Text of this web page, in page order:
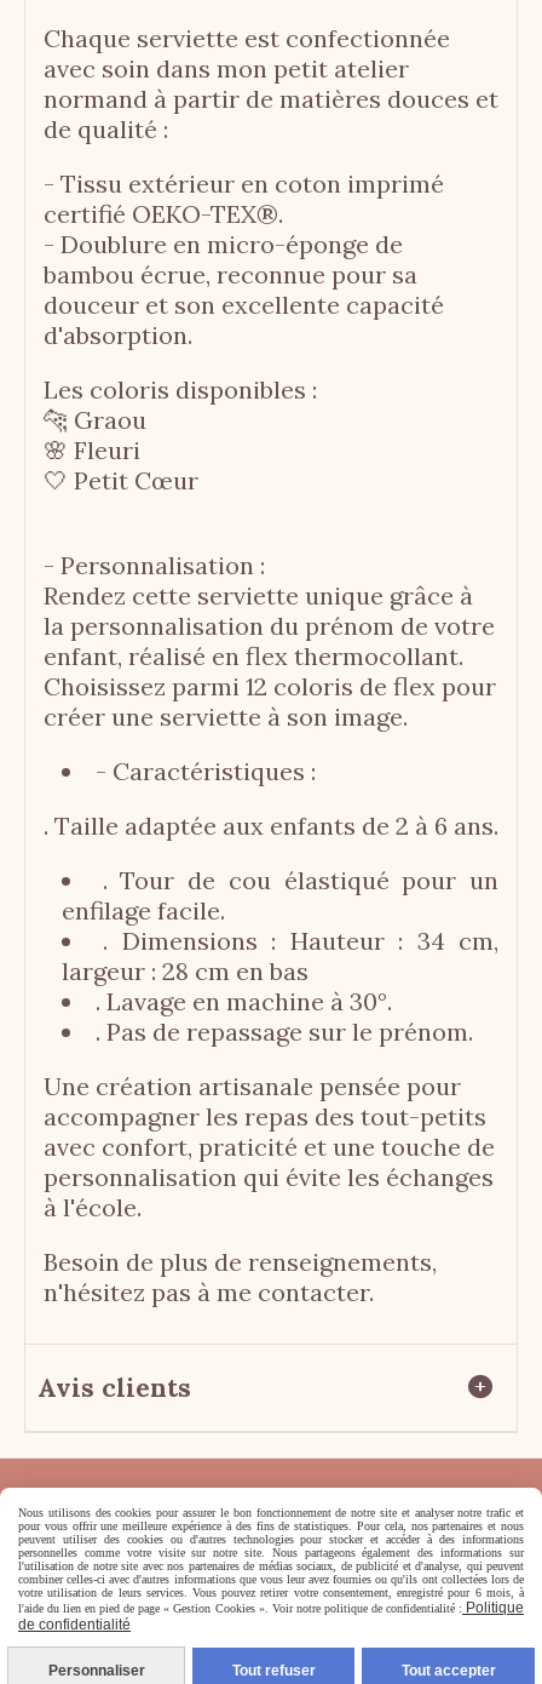
Chaque serviette est confectionnée
avec soin dans mon petit atelier
normand à partir de matières douces et
de qualité :
- Tissu extérieur en coton imprimé
certifié OEKO-TEX®.
- Doublure en micro-éponge de
bambou écrue, reconnue pour sa
douceur et son excellente capacité
d'absorption.
Les coloris disponibles :
🐆 Graou
🌸 Fleuri
🤍 Petit Cœur
- Personnalisation :
Rendez cette serviette unique grâce à
la personnalisation du prénom de votre
enfant, réalisé en flex thermocollant.
Choisissez parmi 12 coloris de flex pour
créer une serviette à son image.
- Caractéristiques :
. Taille adaptée aux enfants de 2 à 6 ans.
. Tour de cou élastiqué pour un
enfilage facile.
. Dimensions : Hauteur : 34 cm,
largeur : 28 cm en bas
. Lavage en machine à 30°.
. Pas de repassage sur le prénom.
Une création artisanale pensée pour
accompagner les repas des tout-petits
avec confort, praticité et une touche de
personnalisation qui évite les échanges
à l'école.
Besoin de plus de renseignements,
n'hésitez pas à me contacter.
Avis clients
Mentions Légales
Conditions générales de vente
Se rétracter
Politique de confidentialité
Gestion cookies
Conditions générales de vente
Nous utilisons des cookies pour assurer le bon fonctionnement de notre site et analyser notre trafic et
pour vous offrir une meilleure expérience à des fins de statistiques. Pour cela, nos partenaires et nous
peuvent utiliser des cookies ou d'autres technologies pour stocker et accéder à des informations
personnelles comme votre visite sur notre site. Nous partageons également des informations sur
l'utilisation de notre site avec nos partenaires de médias sociaux, de publicité et d'analyse, qui peuvent
combiner celles-ci avec d'autres informations que vous leur avez fournies ou qu'ils ont collectées lors de
votre utilisation de leurs services. Vous pouvez retirer votre consentement, enregistré pour 6 mois, à
l'aide du lien en pied de page « Gestion Cookies ». Voir notre politique de confidentialité : Politique
de confidentialité
Personnaliser Tout refuser Tout accepter